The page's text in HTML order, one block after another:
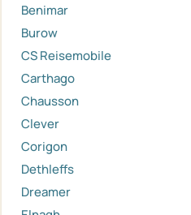
Benimar
Burow
CS Reisemobile
Carthago
Chausson
Clever
Corigon
Dethleffs
Dreamer